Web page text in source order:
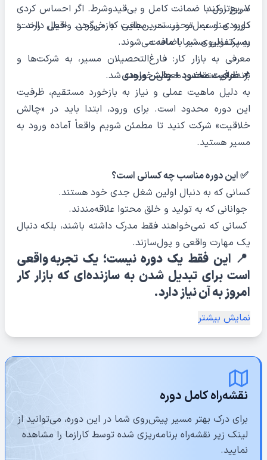
سریع‌تر کند.
کاربردی و عمل‌محور: تمرین‌هایی که خروجی واقعی دارند و
به پرتفولیوی شما اضافه می‌شوند.
معرفی به بازار کار: فارغ‌التحصیلان مسیر، به شرکت‌ها و
برندهای متقاضی معرفی خواهند شد.
۷ روز اول با ضمانت کامل و بی‌قیدوشرط. اگر احساس کردی
دوره مناسب تو نیست، مبلغت بازمی‌گردد. خیال راحت؛
ریسک این مسیر با ماست.
📌 ظرفیت محدود + چالش ورودی
به دلیل ماهیت عملی و نیاز به بازخورد مستقیم، ظرفیت
این دوره محدود است. برای ورود، ابتدا باید در «چالش
خلاقیت» شرکت کنید تا مطمئن شویم واقعاً آماده ورود به
مسیر هستید.
✅ این دوره مناسب چه کسانی است؟
کسانی که به دنبال اولین شغل جدی خود هستند.
جوانانی که به تولید و خلق محتوا علاقه‌مندند.
کسانی که نمی‌خواهند فقط مدرک داشته باشند، بلکه دنبال
یک مهارت واقعی و پول‌سازند.
📍 این فقط یک دوره نیست؛ یک تجربه واقعی
است برای تبدیل شدن به سازنده‌ای که بازار کار
امروز به آن نیاز دارد.
نمایش بیشتر
نقشه‌راه کامل دوره
برای درک بهتر مسیر پیش‌روی شما در این دوره، می‌توانید از
لینک زیر نقشه‌راه برنامه‌ریزی شده توسط کارازما را مشاهده
نمایید.